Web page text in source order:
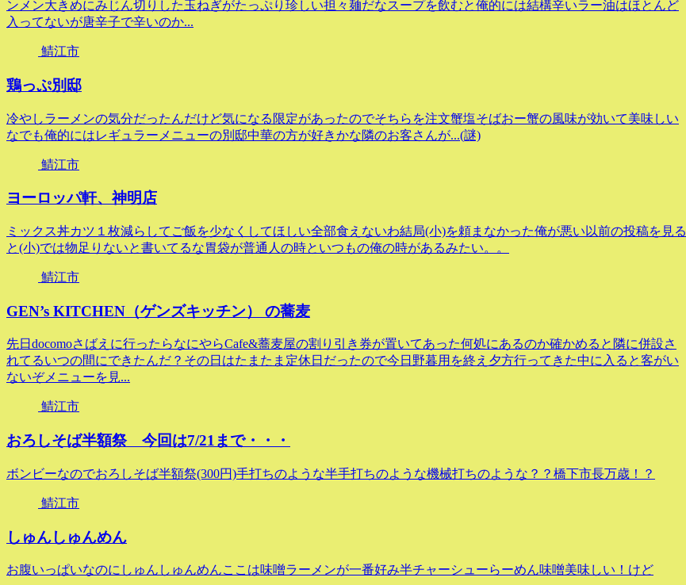
ンメン大きめにみじん切りした玉ねぎがたっぷり珍しい担々麺だなスープを飲むと俺的には結構辛いラー油はほとんど
入ってないが唐辛子で辛いのか...
鯖江市
鶏っぷ別邸
冷やしラーメンの気分だったんだけど気になる限定があったのでそちらを注文蟹塩そばおー蟹の風味が効いて美味しい
なでも俺的にはレギュラーメニューの別邸中華の方が好きかな隣のお客さんが...(謎)
鯖江市
ヨーロッパ軒、神明店
ミックス丼カツ１枚減らしてご飯を少なくしてほしい全部食えないわ結局(小)を頼まなかった俺が悪い以前の投稿を見る
と(小)では物足りないと書いてるな胃袋が普通人の時といつもの俺の時があるみたい。。
鯖江市
GEN’s KITCHEN（ゲンズキッチン） の蕎麦
先日docomoさばえに行ったらなにやらCafe&蕎麦屋の割り引き券が置いてあった何処にあるのか確かめると隣に併設さ
れてるいつの間にできたんだ？その日はたまたま定休日だったので今日野暮用を終え夕方行ってきた中に入ると客がい
ないぞメニューを見...
鯖江市
おろしそば半額祭 今回は7/21まで・・・
ボンビーなのでおろしそば半額祭(300円)手打ちのような半手打ちのような機械打ちのような？？橋下市長万歳！？
鯖江市
しゅんしゅんめん
お腹いっぱいなのにしゅんしゅんめんここは味噌ラーメンが一番好み半チャーシューらーめん味噌美味しい！けど